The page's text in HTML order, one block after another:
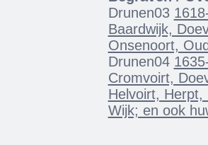
Drunen03
Baardwijk,
Onsenoort,
Drunen04
Cromvoirt,
Helvoirt, Herpt,
Wijk; en ook